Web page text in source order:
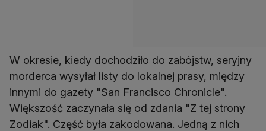
W okresie, kiedy dochodziło do zabójstw, seryjny
morderca wysyłał listy do lokalnej prasy, między
innymi do gazety "San Francisco Chronicle".
Większość zaczynała się od zdania "Z tej strony
Zodiak". Część była zakodowana. Jedną z nich